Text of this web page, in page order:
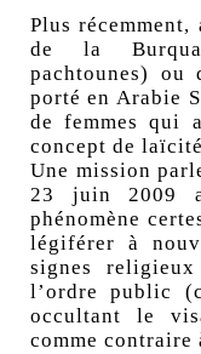
Plus
de la Burqua
pachtounes)
porté en Arabie
de femmes qui
concept de
Une mission
23 juin 2009
phénomène
légiférer à
signes
l’ordre public
occultant le
comme contraire